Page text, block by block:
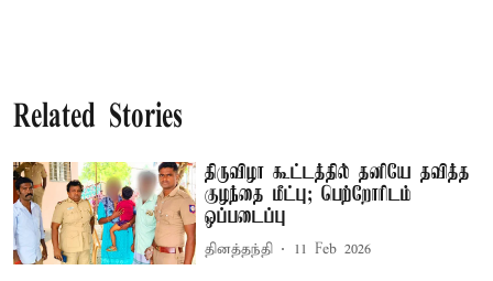
Related Stories
திருவிழா கூட்டத்தில் தனியே தவித்த
குழந்தை மீட்பு; பெற்றோரிடம்
ஒப்படைப்பு
தினத்தந்தி 11 Feb 2026